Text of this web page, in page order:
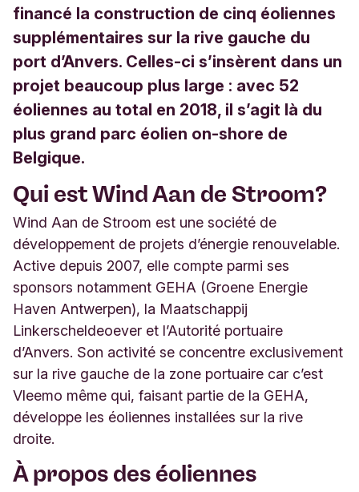
financé la construction de cinq éoliennes
supplémentaires sur la rive gauche du
port d’Anvers. Celles-ci s’insèrent dans un
projet beaucoup plus large : avec 52
éoliennes au total en 2018, il s’agit là du
plus grand parc éolien on-shore de
Belgique.
Qui est Wind Aan de Stroom?
Wind Aan de Stroom est une société de
développement de projets d’énergie renouvelable.
Active depuis 2007, elle compte parmi ses
sponsors notamment GEHA (Groene Energie
Haven Antwerpen), la Maatschappij
Linkerscheldeoever et l’Autorité portuaire
d’Anvers. Son activité se concentre exclusivement
sur la rive gauche de la zone portuaire car c’est
Vleemo même qui, faisant partie de la GEHA,
développe les éoliennes installées sur la rive
droite.
À propos des éoliennes